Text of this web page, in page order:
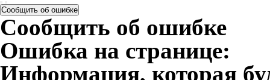
Сообщить об ошибке
Сообщить об ошибке
Ошибка на странице:
Информация, которая